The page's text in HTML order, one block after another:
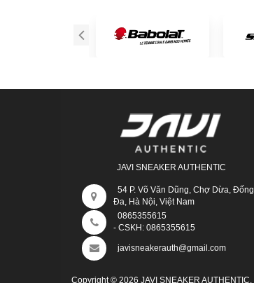
JAVI SNEAKER AUTHENTIC
54 P. Võ Văn Dũng, Chợ Dừa, Đống
Đa, Hà Nội, Việt Nam
0865355615
- CSKH: 0865355615
javisneakerauth@gmail.com
Copyright © 2026 JAVI SNEAKER AUTHENTIC.